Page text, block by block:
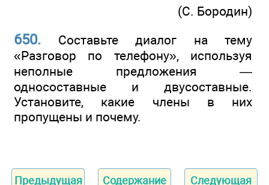
(С. Бородин)
650. Составьте диалог на тему
«Разговор по телефону», используя
неполные предложения —
односоставные и двусоставные.
Установите, какие члены в них
пропущены и почему.
Предыдущая Содержание Следующая